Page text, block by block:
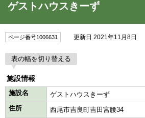
ゲストハウスきーず
ページ番号1006631 更新日 2021年11月8日
表の幅を切り替える
施設情報
施設名
ゲストハウスきーず
住所
西尾市吉良町吉田宮腰34